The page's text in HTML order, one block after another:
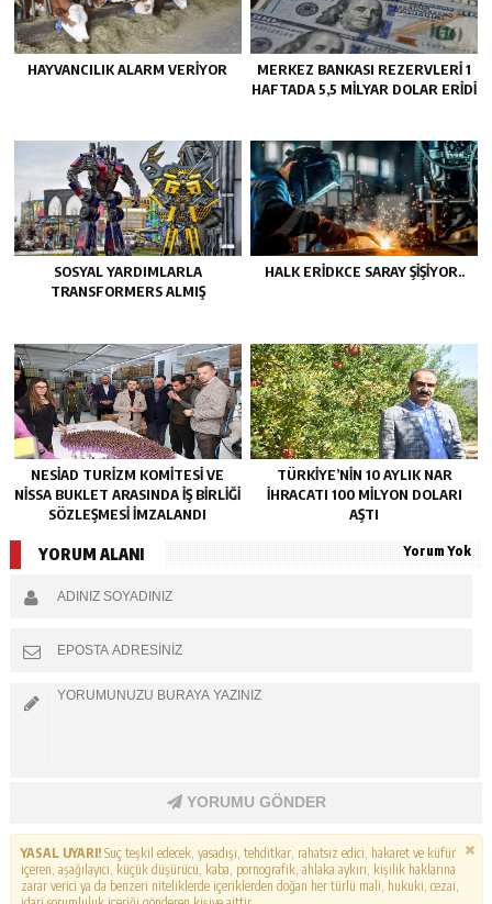
HAYVANCILIK ALARM VERIYOR
MERKEZ BANKASI REZERVLERI 1
HAFTADA 5,5 MILYAR DOLAR ERIDI
SOSYAL YARDIMLARLA
TRANSFORMERS ALMIŞ
HALK ERIDKCE SARAY ŞIŞIYOR..
NESİAD TURIZM KOMITESI VE
NISSA BUKLET ARASINDA İŞ BIRLIĞI
SÖZLEŞMESI İMZALANDI
TÜRKIYE’NIN 10 AYLIK NAR
IHRACATI 100 MILYON DOLARI
AŞTI
YORUM ALANI Yorum Yok
YORUMU GÖNDER
YASAL UYARI!Suç teşkil edecek, yasadışı, tehditkar, rahatsız edici, hakaret ve küfür
içeren, aşağılayıcı, küçük düşürücü, kaba, pornografik, ahlaka aykırı, kişilik haklarına
zarar verici ya da benzeri niteliklerde içeriklerden doğan her türlü mali, hukuki, cezai,